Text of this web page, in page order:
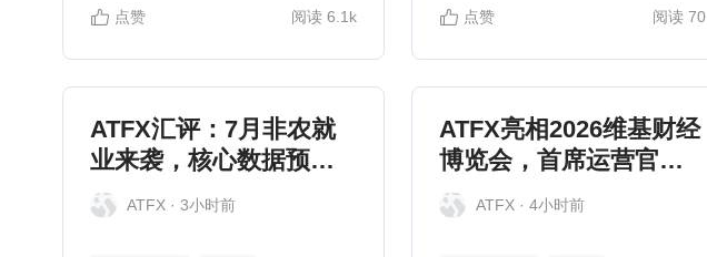
点赞 阅读 6.1k 点赞 阅读 70
ATFX汇评：7月非农就
业来袭，核心数据预期
偏弱，多因素拖累美国
经济
ATFX · 3小时前
ATFX亮相2026维基财经
博览会，首席运营官首
次系统性解读品牌增长
逻辑
ATFX · 4小时前